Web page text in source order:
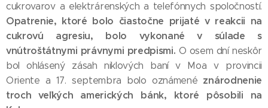
cukrovarov a elektrárenských a telefónnych spoločností.
Opatrenie, ktoré bolo čiastočne prijaté v reakcii na
cukrovú agresiu, bolo vykonané v súlade s
vnútroštátnymi právnymi predpismi. O osem dní neskôr
bol ohlásený zásah niklových baní v Moa v provincii
Oriente a 17. septembra bolo oznámené znárodnenie
troch veľkých amerických bánk, ktoré pôsobili na